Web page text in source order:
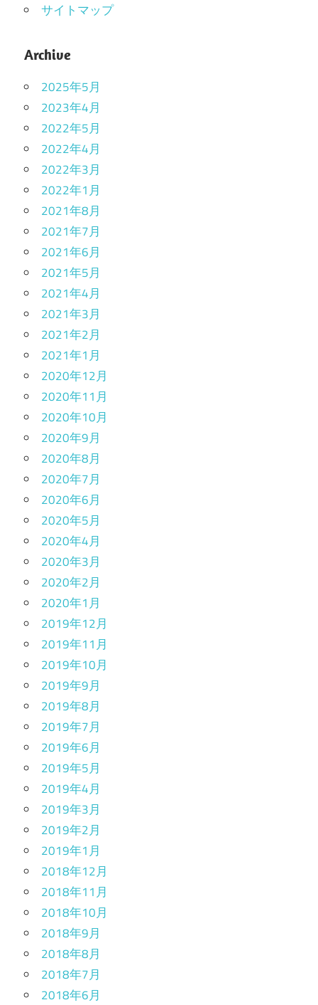
サイトマップ
Archive
2025年5月
2023年4月
2022年5月
2022年4月
2022年3月
2022年1月
2021年8月
2021年7月
2021年6月
2021年5月
2021年4月
2021年3月
2021年2月
2021年1月
2020年12月
2020年11月
2020年10月
2020年9月
2020年8月
2020年7月
2020年6月
2020年5月
2020年4月
2020年3月
2020年2月
2020年1月
2019年12月
2019年11月
2019年10月
2019年9月
2019年8月
2019年7月
2019年6月
2019年5月
2019年4月
2019年3月
2019年2月
2019年1月
2018年12月
2018年11月
2018年10月
2018年9月
2018年8月
2018年7月
2018年6月